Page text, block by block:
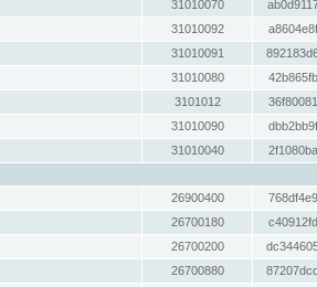
31010070
31010092
31010091
31010080
3101012
31010090
31010040
26900400
26700180
26700200
26700880